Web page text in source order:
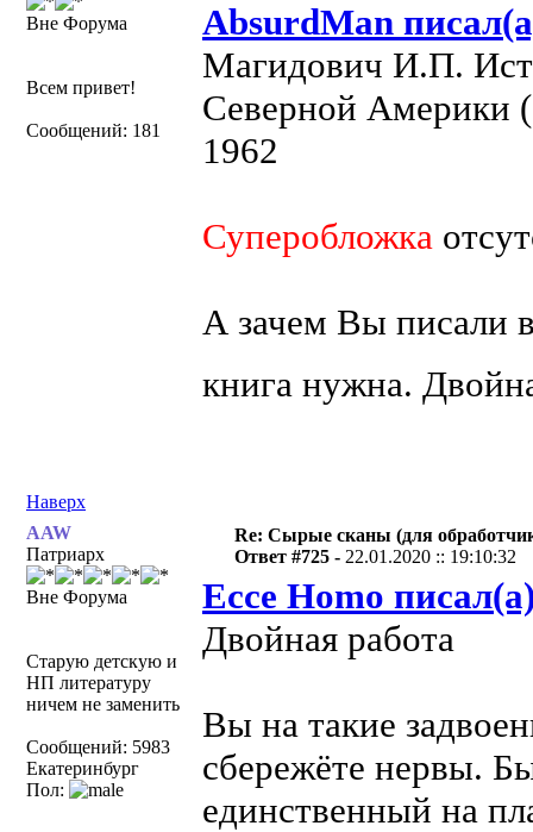
Вне Форума
Всем привет!
Сообщений: 181
AbsurdMan
Магидович И.П.
Северной Америки
1962
Суперобложка
А зачем Вы писали
книга нужна.
Наверх
AAW
Патриарх
Вне Форума
Старую детскую и
НП литературу
ничем не заменить
Сообщений: 5983
Екатеринбург
Пол:
Re: Сырые сканы (для
Ответ #725 - 22.01.2020 :: 19:10:32
Ecce Homo
Двойная работа
Вы на такие
сбережёте нервы.
единственный на